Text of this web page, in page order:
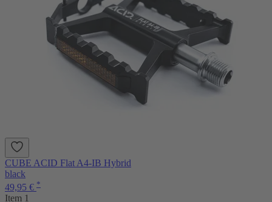
CUBE ACID Flat A4-IB Hybrid
black
49,95 € *
Item 1